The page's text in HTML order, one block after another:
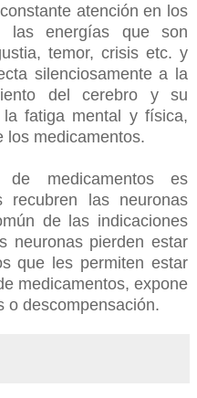
atención en los
las energías que son
temor, crisis etc. y
silenciosamente a la
del cerebro y su
fatiga mental y física,
los medicamentos.
medicamentos es
recubren las neuronas
de las indicaciones
neuronas pierden estar
que les permiten estar
medicamentos, expone
o descompensación.